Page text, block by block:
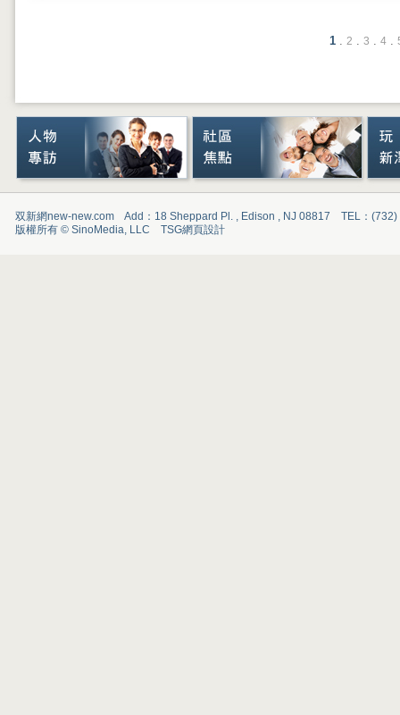
1. 2 . 3 . 4.
双新網new-new.com Add：18 Sheppard Pl. , Edison , NJ 08817 TEL：
版權所有 © SinoMedia, LLC TSG網頁設計